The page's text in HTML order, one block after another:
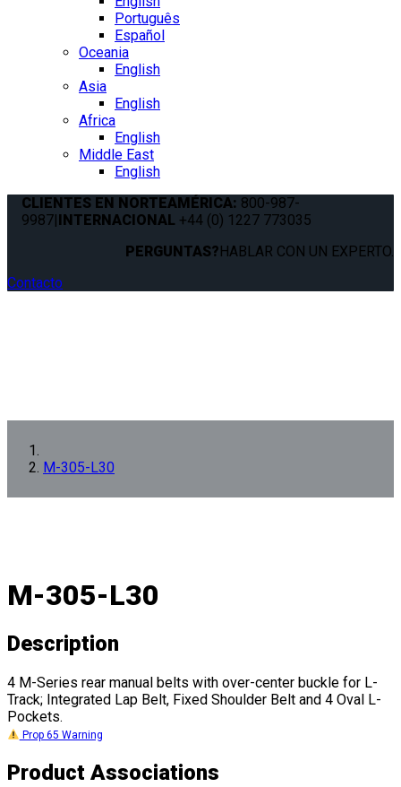
Português
Español
Oceania
English
Asia
English
Africa
English
Middle East
English
CLIENTES EN NORTEAMÉRICA: 800-987-
9987|INTERNACIONAL +44 (0) 1227 773035
PERGUNTAS?HABLAR CON UN EXPERTO.
Contacto
M-305-L30
M-305-L30
Description
4 M-Series rear manual belts with over-center buckle for L-
Track; Integrated Lap Belt, Fixed Shoulder Belt and 4 Oval L-
Pockets.
Prop 65 Warning
Product Associations